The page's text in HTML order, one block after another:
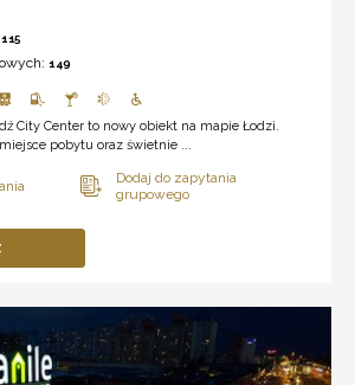
115
149
City Center to nowy obiekt na mapie Łodzi.
pobytu oraz świetnie ...